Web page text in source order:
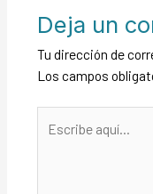
Deja un
Tu dirección de
Los campos